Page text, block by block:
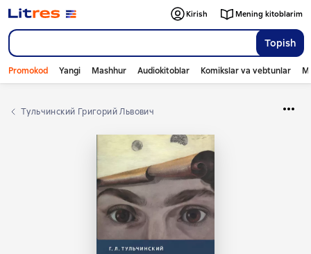
Topish
Kirish Mening kitoblarim
Promokod Yangi Mashhur Audiokitoblar Komikslar va vebtunlar
Тульчинский Григорий Львович